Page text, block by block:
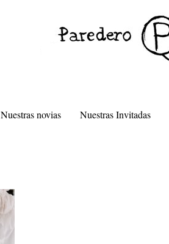
Nuestras novias Nuestras Invitadas